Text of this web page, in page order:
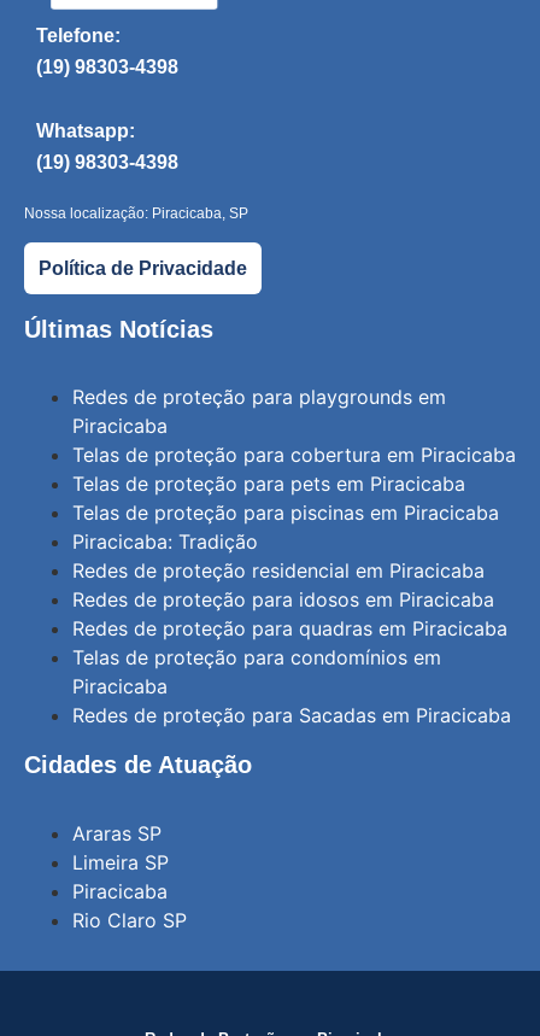
Telefone:
(19) 98303-4398
Whatsapp:
(19) 98303-4398
Nossa localização: Piracicaba, SP
Política de Privacidade
Últimas Notícias
Redes de proteção para playgrounds em
Piracicaba
Telas de proteção para cobertura em Piracicaba
Telas de proteção para pets em Piracicaba
Telas de proteção para piscinas em Piracicaba
Piracicaba: Tradição
Redes de proteção residencial em Piracicaba
Redes de proteção para idosos em Piracicaba
Redes de proteção para quadras em Piracicaba
Telas de proteção para condomínios em
Piracicaba
Redes de proteção para Sacadas em Piracicaba
Cidades de Atuação
Araras SP
Limeira SP
Piracicaba
Rio Claro SP